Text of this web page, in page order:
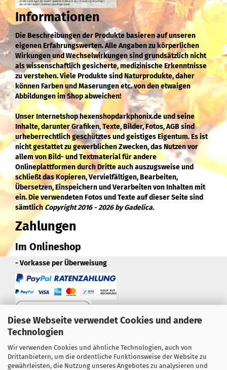
Diese Webseite verwendet Cookies und andere
Technologien
Wir verwenden Cookies und ähnliche Technologien, auch von
Drittanbietern, um die ordentliche Funktionsweise der Website zu
gewährleisten, die Nutzung unseres Angebotes zu analysieren und
Informationen
Die Beschreibungen der Produkte basieren auf unseren
eigenen Erfahrungswerten. Alle Angaben zu körperlichen
Wirkungen und Wechselwirkungen sind grundsätzlich nicht
als wissenschaftlich gesicherte, medizinische Erkenntnisse
zu verstehen. Viele Produkte sind Naturprodukte, daher
können Farben und Maserungen etc. von den etwaigen
Abbildungen im Shop abweichen!
Unser Internetshop hexenshopdarkphonix.de und seine
Inhalte, darunter Grafiken, Texte, Bilder, Fotos, AGB sind
urheberrechtlich geschütztes und geistiges Eigentum. Es ist
nicht gestattet zu gewerblichen Zwecken, das Nutzen vor
allem von Bild- und Textmaterial für andere
Onlineplattformen durch Dritte auch auszugsweise und
schließt das Kopieren, Vervielfältigen, Bearbeiten,
Übersetzen, Einspeichern und Verarbeiten von Inhalten mit
ein. Die verwendeten Fotos und Texte auf dieser Seite sind
sämtlichCopyright 2016 - 2026 by Gadelica.
Zahlungen
Im Onlineshop
- Vorkasse per Überweisung
Bezahlungsoption im Showroom